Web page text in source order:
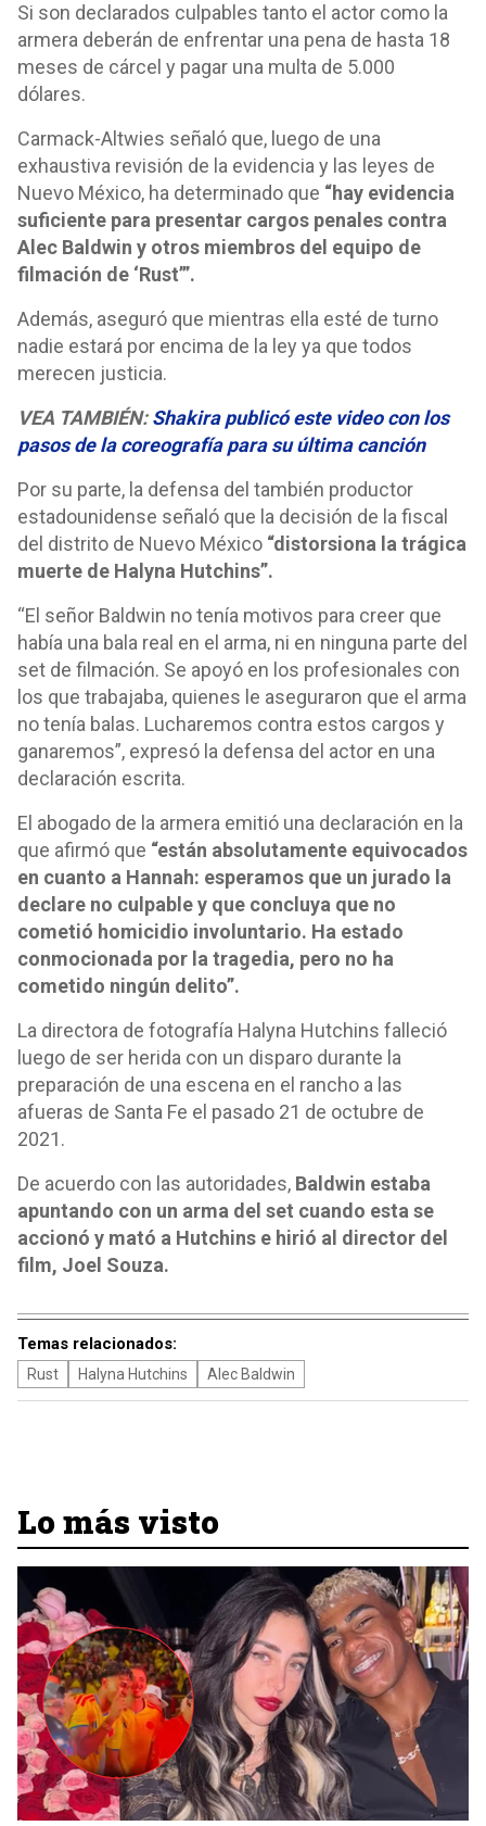
Si son declarados culpables tanto el actor como la
armera deberán de enfrentar una pena de hasta 18
meses de cárcel y pagar una multa de 5.000
dólares.
Carmack-Altwies señaló que, luego de una
exhaustiva revisión de la evidencia y las leyes de
Nuevo México, ha determinado que “hay evidencia
suficiente para presentar cargos penales contra
Alec Baldwin y otros miembros del equipo de
filmación de ‘Rust’”.
Además, aseguró que mientras ella esté de turno
nadie estará por encima de la ley ya que todos
merecen justicia.
VEA TAMBIÉN:Shakira publicó este video con los
pasos de la coreografía para su última canción
Por su parte, la defensa del también productor
estadounidense señaló que la decisión de la fiscal
del distrito de Nuevo México “distorsiona la trágica
muerte de Halyna Hutchins”.
“El señor Baldwin no tenía motivos para creer que
había una bala real en el arma, ni en ninguna parte del
set de filmación. Se apoyó en los profesionales con
los que trabajaba, quienes le aseguraron que el arma
no tenía balas. Lucharemos contra estos cargos y
ganaremos”, expresó la defensa del actor en una
declaración escrita.
El abogado de la armera emitió una declaración en la
que afirmó que “están absolutamente equivocados
en cuanto a Hannah: esperamos que un jurado la
declare no culpable y que concluya que no
cometió homicidio involuntario. Ha estado
conmocionada por la tragedia, pero no ha
cometido ningún delito”.
La directora de fotografía Halyna Hutchins falleció
luego de ser herida con un disparo durante la
preparación de una escena en el rancho a las
afueras de Santa Fe el pasado 21 de octubre de
2021.
De acuerdo con las autoridades, Baldwin estaba
apuntando con un arma del set cuando esta se
accionó y mató a Hutchins e hirió al director del
film, Joel Souza.
Temas relacionados:
Rust Halyna Hutchins Alec Baldwin
Lo más visto